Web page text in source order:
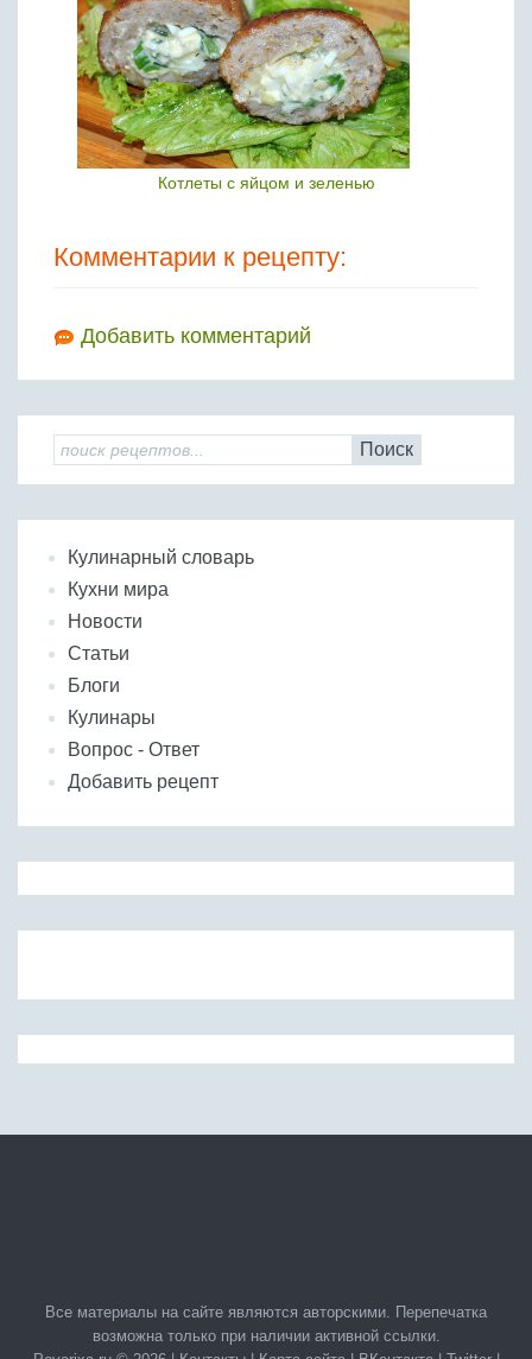
Котлеты с яйцом и зеленью
Комментарии к рецепту:
Добавить комментарий
Поиск
Кулинарный словарь
Кухни мира
Новости
Статьи
Блоги
Кулинары
Вопрос - Ответ
Добавить рецепт
Все материалы на сайте являются авторскими. Перепечатка
возможна только при наличии активной ссылки.